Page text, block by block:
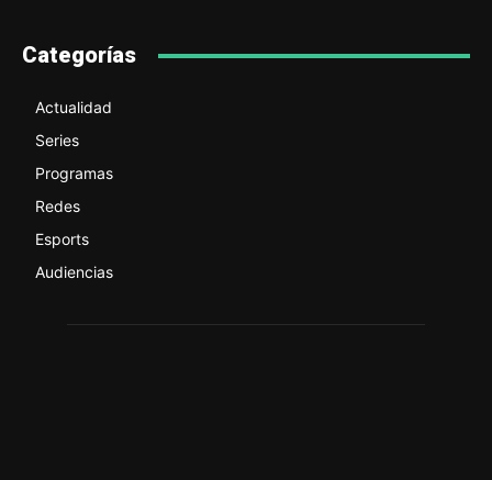
Categorías
Actualidad
Series
Programas
Redes
Esports
Audiencias